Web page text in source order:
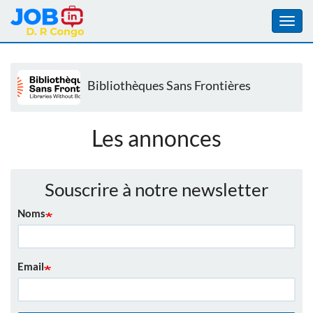
contenu
Bibliothèques Sans Frontières
Les annonces
Souscrire à notre newsletter
Noms
Email